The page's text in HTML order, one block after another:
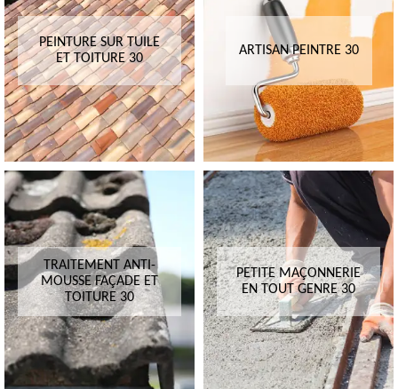
PEINTURE SUR TUILE
ET TOITURE 30
ARTISAN PEINTRE 30
TRAITEMENT ANTI-
MOUSSE FAÇADE ET
TOITURE 30
PETITE MAÇONNERIE
EN TOUT GENRE 30